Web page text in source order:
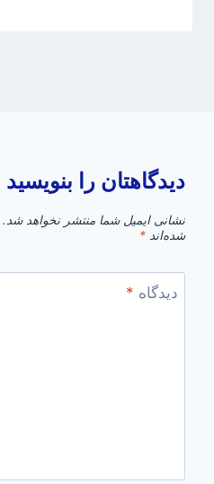
دیدگاهتان را بنویسید
نشانی ایمیل شما منتشر نخواهد شد.
شده‌اند *
دیدگاه *